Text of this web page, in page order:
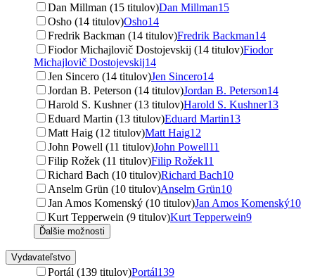
Dan Millman (15 titulov)Dan Millman15
Osho (14 titulov)Osho14
Fredrik Backman (14 titulov)Fredrik Backman14
Fiodor Michajlovič Dostojevskij (14 titulov)Fiodor
Michajlovič Dostojevskij14
Jen Sincero (14 titulov)Jen Sincero14
Jordan B. Peterson (14 titulov)Jordan B. Peterson14
Harold S. Kushner (13 titulov)Harold S. Kushner13
Eduard Martin (13 titulov)Eduard Martin13
Matt Haig (12 titulov)Matt Haig12
John Powell (11 titulov)John Powell11
Filip Rožek (11 titulov)Filip Rožek11
Richard Bach (10 titulov)Richard Bach10
Anselm Grün (10 titulov)Anselm Grün10
Jan Amos Komenský (10 titulov)Jan Amos Komenský10
Kurt Tepperwein (9 titulov)Kurt Tepperwein9
Ďalšie možnosti
Vydavateľstvo
Portál (139 titulov)Portál139